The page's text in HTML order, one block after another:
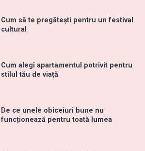
Cum să te pregătești pentru un festival
cultural
Cum alegi apartamentul potrivit pentru
stilul tău de viață
De ce unele obiceiuri bune nu
funcționează pentru toată lumea